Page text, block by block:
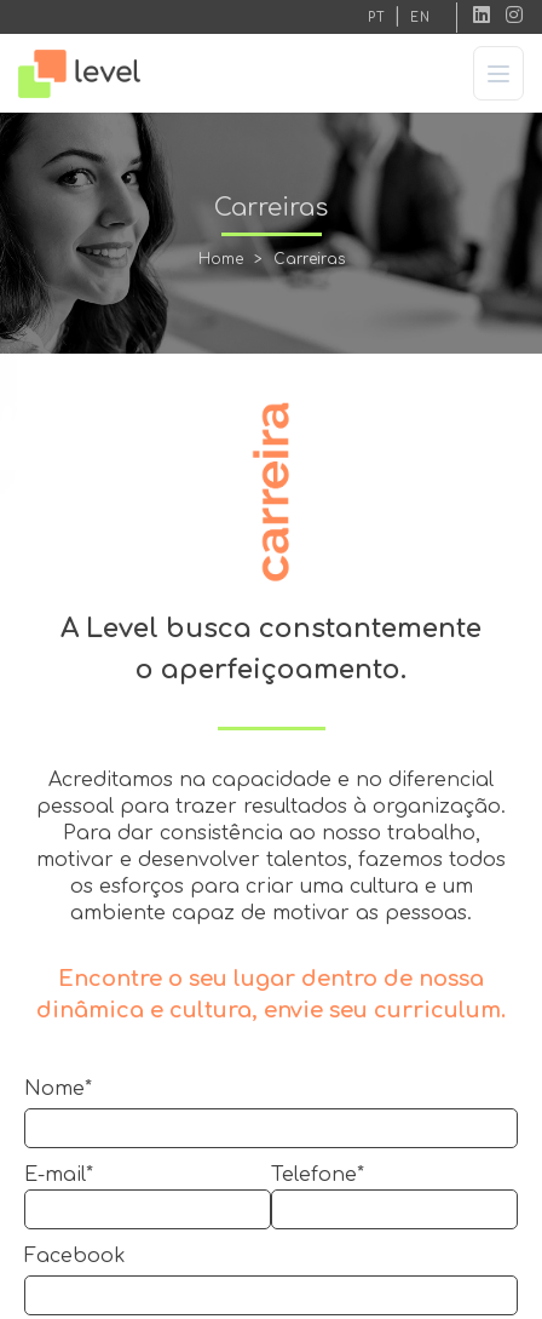
PT EN
Carreiras
Home > Carreiras
A Level busca constantemente
o aperfeiçoamento.
Acreditamos na capacidade e no diferencial
pessoal para trazer resultados à organização.
Para dar consistência ao nosso trabalho,
motivar e desenvolver talentos, fazemos todos
os esforços para criar uma cultura e um
ambiente capaz de motivar as pessoas.
Encontre o seu lugar dentro de nossa
dinâmica e cultura, envie seu curriculum.
Nome*
E-mail* Telefone*
Facebook